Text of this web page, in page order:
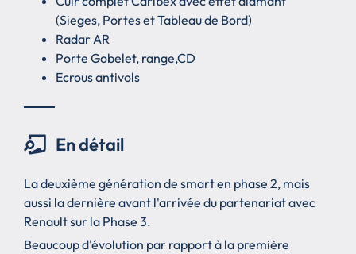
(Sieges, Portes et Tableau de Bord)
Radar AR
Porte Gobelet, range,CD
Ecrous antivols
En détail
La deuxième génération de smart en phase 2, mais
aussi la dernière avant l'arrivée du partenariat avec
Renault sur la Phase 3.
Beaucoup d'évolution par rapport à la première